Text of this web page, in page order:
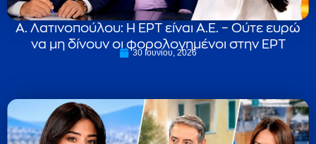
Α. Λατινοπούλου: Η ΕΡΤ είναι Α.Ε. – Ούτε ευρώ
να μη δίνουν οι φορολογημένοι στην ΕΡΤ
30 Ιουνίου, 2026